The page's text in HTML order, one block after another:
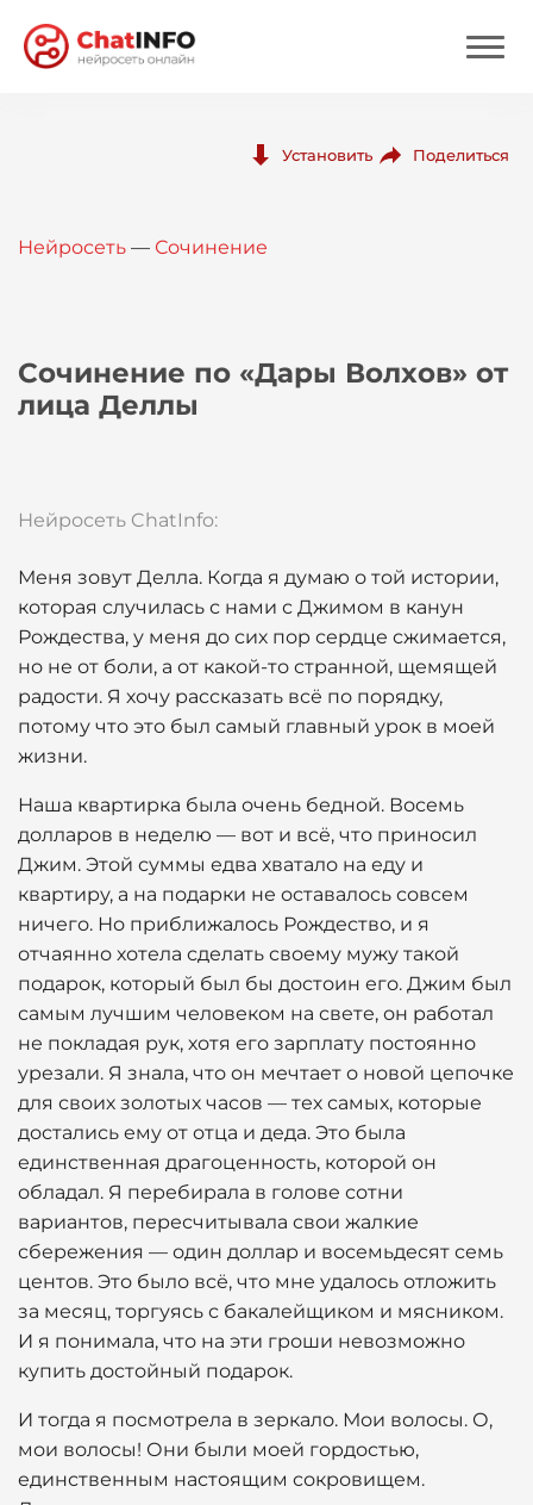
Вход
Установить Поделиться
Нейросеть — Сочинение
Сочинение по «Дары Волхов» от
лица Деллы
Нейросеть ChatInfo:
Меня зовут Делла. Когда я думаю о той истории,
которая случилась с нами с Джимом в канун
Рождества, у меня до сих пор сердце сжимается,
но не от боли, а от какой-то странной, щемящей
радости. Я хочу рассказать всё по порядку,
потому что это был самый главный урок в моей
жизни.
Наша квартирка была очень бедной. Восемь
долларов в неделю — вот и всё, что приносил
Джим. Этой суммы едва хватало на еду и
квартиру, а на подарки не оставалось совсем
ничего. Но приближалось Рождество, и я
отчаянно хотела сделать своему мужу такой
подарок, который был бы достоин его. Джим был
самым лучшим человеком на свете, он работал
не покладая рук, хотя его зарплату постоянно
урезали. Я знала, что он мечтает о новой цепочке
для своих золотых часов — тех самых, которые
достались ему от отца и деда. Это была
единственная драгоценность, которой он
обладал. Я перебирала в голове сотни
вариантов, пересчитывала свои жалкие
сбережения — один доллар и восемьдесят семь
центов. Это было всё, что мне удалось отложить
за месяц, торгуясь с бакалейщиком и мясником.
И я понимала, что на эти гроши невозможно
купить достойный подарок.
И тогда я посмотрела в зеркало. Мои волосы. О,
мои волосы! Они были моей гордостью,
единственным настоящим сокровищем.